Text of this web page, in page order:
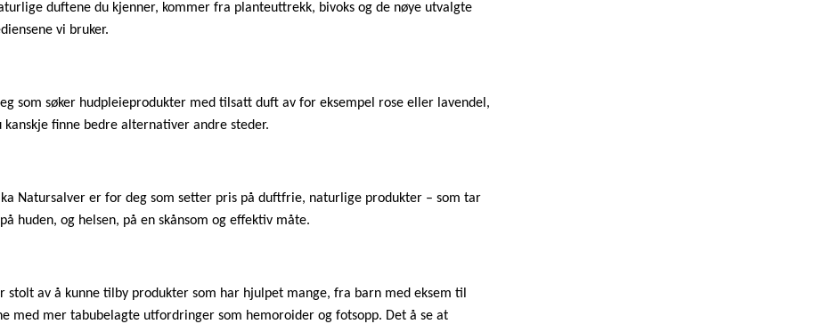
duftene du kjenner, kommer fra planteuttrekk, bivoks og de nøye utvalgte
vi bruker.
som søker hudpleieprodukter med tilsatt duft av for eksempel rose eller lavendel,
kanskje finne bedre alternativer andre steder.
Natursalver er for deg som setter pris på duftfrie, naturlige produkter – som tar
huden, og helsen, på en skånsom og effektiv måte.
stolt av å kunne tilby produkter som har hjulpet mange, fra barn med eksem til
med mer tabubelagte utfordringer som hemoroider og fotsopp. Det å se at